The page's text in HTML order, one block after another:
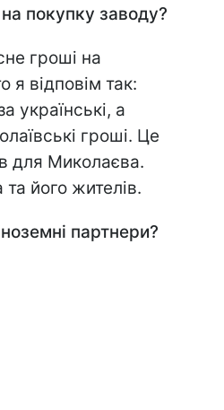
покупку заводу?
гроші на
я відповім так:
українські, а
гроші. Це
для Миколаєва.
його жителів.
партнери?